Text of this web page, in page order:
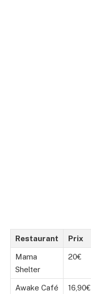
Restaurant Prix
Mama
Shelter
20€
Awake Café 16,90€